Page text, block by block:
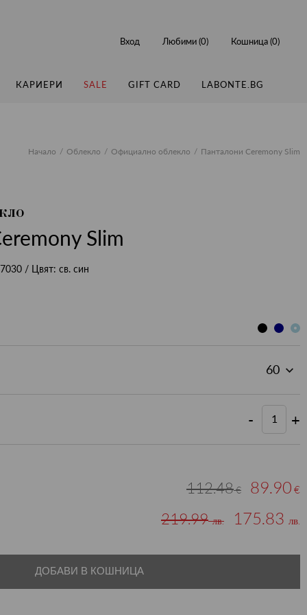
КАРИЕРИ SALE GIFT CARD LABONTE.BG
Вход Любими (0) Кошница (0)
Начало Облекло Официално облекло Панталони Ceremony Slim
Slim
/ Цвят: св. син
- +
112.48€ 89.90 €
219.99лв. 175.83 лв.
ДОБАВИ В КОШНИЦА